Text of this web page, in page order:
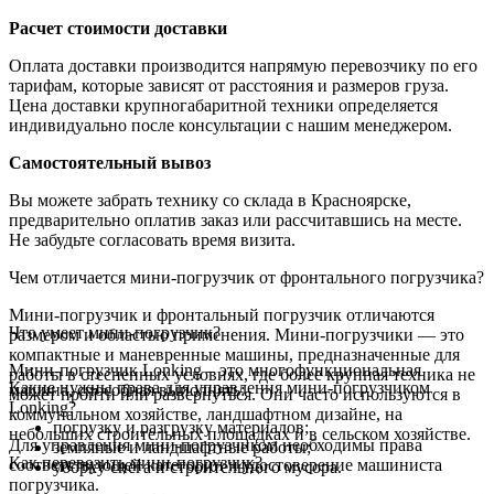
Расчет стоимости доставки
Оплата доставки производится напрямую перевозчику по его
тарифам, которые зависят от расстояния и размеров груза.
Цена доставки крупногабаритной техники определяется
индивидуально после консультации с нашим менеджером.
Самостоятельный вывоз
Вы можете забрать технику со склада в Красноярске,
предварительно оплатив заказ или рассчитавшись на месте.
Не забудьте согласовать время визита.
Чем отличается мини-погрузчик от фронтального погрузчика?
Мини-погрузчик и фронтальный погрузчик отличаются
размером и областью применения. Мини-погрузчики — это
компактные и маневренные машины, предназначенные для
работы в стесненных условиях, где более крупная техника не
может пройти или развернуться. Они часто используются в
коммунальном хозяйстве, ландшафтном дизайне, на
небольших строительных площадках и в сельском хозяйстве.
Что умеет мини-погрузчик?
Мини-погрузчик Lonking – это многофункциональная
машина, способная выполнять:
погрузку и разгрузку материалов;
земляные и ландшафтные работы;
уборку снега и строительного мусора.
Какие нужны права для управления мини-погрузчиком
Lonking?
Для управления мини-погрузчиком необходимы права
соответствующей категории и удостоверение машиниста
погрузчика.
Как перевозить мини-погрузчик?